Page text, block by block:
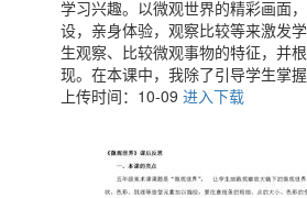
学习兴趣。以微观世界的精彩画面
设，亲身体验，观察比较等来激发
生观察、比较微观事物的特征，并
现。在本课中，我除了引导学生掌
上传时间：10-09 进入下载